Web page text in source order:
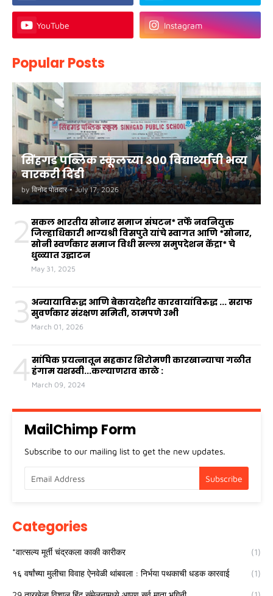
YouTube Instagram
Popular Posts
सिंहगड पब्लिक स्कूलच्या ३०० विद्यार्थ्यांची भव्य
वारकरी दिंडी
by विनोद पोतदार • July 17, 2026
2 सकल भारतीय सोनार समाज संघटन* तर्फे नवनियुक्त
जिल्हाधिकारी भाग्यश्री विसपुते यांचे स्वागत आणि *सोनार,
सोनी स्वर्णकार समाज विधी सल्ला समुपदेशन केंद्रा* चे
धुळ्यात उद्घाटन
May 31, 2025
3 अन्यायाविरुद्ध आणि बेकायदेशीर कारवायांविरुद्ध ... सराफ
सुवर्णकार संरक्षण समिती, ठामपणे उभी
March 01, 2026
4 सांघिक प्रयत्नातून सहकार शिरोमणी कारखान्याचा गळीत
हंगाम यशस्वी...कल्याणराव काळे :
March 09, 2024
MailChimp Form
Subscribe to our mailing list to get the new updates.
Categories
*वात्सल्य मूर्ती चंद्रकला काकी कारीकर (1)
१६ वर्षांच्या मुलीचा विवाह ऐनवेळी थांबवला : निर्भया पथकाची धडक कारवाई (1)